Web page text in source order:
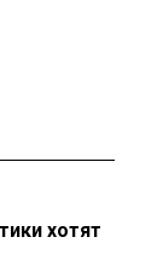
хотят